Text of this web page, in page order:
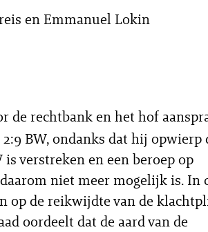
en Emmanuel Lokin
de rechtbank en het hof
BW, ondanks dat hij opwierp
verstreken en een beroep op
niet meer mogelijk is. In
op de reikwijdte van de
oordeelt dat de aard van de